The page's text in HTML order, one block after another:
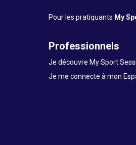
Pour les pratiquants My
Professionnels
Je découvre My Sport
Je me connecte à mon